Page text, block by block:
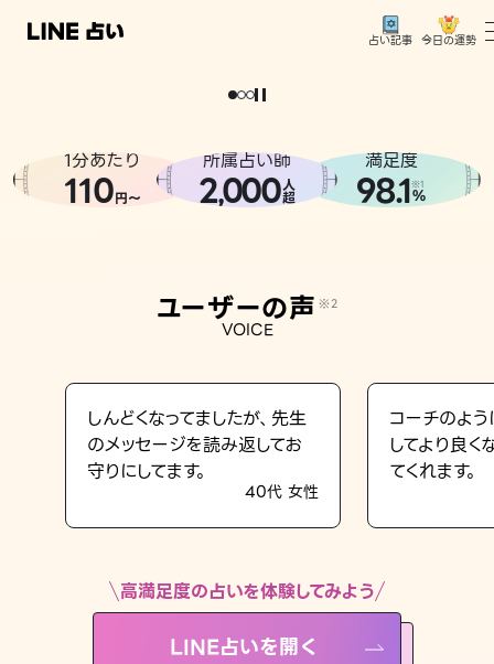
占い記事 今日の運勢
相談事例
LINE占いを開く
※LINEアプリ内のサービスページへ遷移します
どうせなら
。
1分あたり
110円〜
所属占い師
2,000人
超
満足度
98.1※1
%
ユーザーの声 ※2
VOICE
しんどくなってましたが、先生
のメッセージを読み返してお
守りにしてます。
40代 女性
コーチのよ
してより良
てくれます。
高満足度の占いを体験してみよう
LINE占いを開く